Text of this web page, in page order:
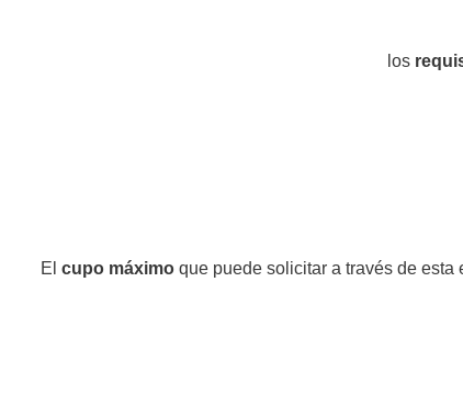
los
El cupo máximo que puede solicitar a través de esta